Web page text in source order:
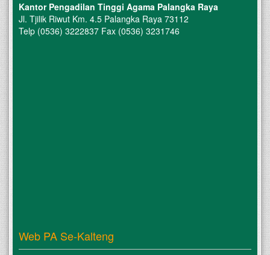
Kantor Pengadilan Tinggi Agama Palangka Raya
Jl. Tjilik Riwut Km. 4.5 Palangka Raya 73112
Telp (0536) 3222837 Fax (0536) 3231746
Web PA Se-Kalteng